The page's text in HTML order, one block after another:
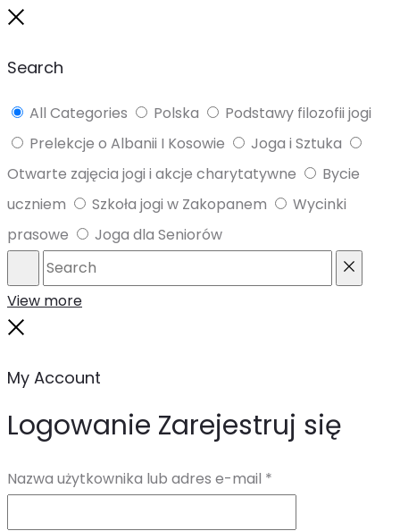
Search
All Categories Polska
Podstawy filozofii jogi
Prelekcje o Albanii I Kosowie
Joga i Sztuka
Otwarte zajęcia jogi i akcje charytatywne
Bycie
uczniem
Szkoła jogi w Zakopanem
Wycinki
prasowe
Joga dla Seniorów
Search
View more
My Account
Logowanie Zarejestruj się
Nazwa użytkownika lub adres e-mail *